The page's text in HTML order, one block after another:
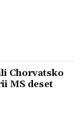
Chorvatsko
MS deset